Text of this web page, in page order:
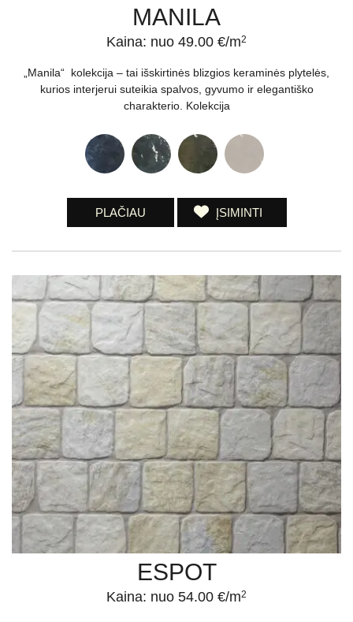
MANILA
Kaina: nuo 49.00 €/m2
„Manila“ kolekcija – tai išskirtinės blizgios keraminės plytelės,
kurios interjerui suteikia spalvos, gyvumo ir elegantiško
charakterio. Kolekcija
PLAČIAU ĮSIMINTI
ESPOT
Kaina: nuo 54.00 €/m2